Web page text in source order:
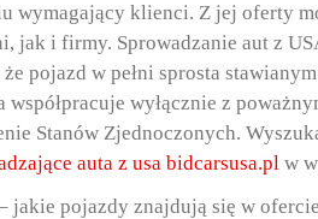
wymagający klienci. Z jej oferty
jak i firmy. Sprowadzanie aut z
pojazd w pełni sprosta
współpracuje wyłącznie z
Stanów Zjednoczonych.
auta z usa bidcarsusa.pl w
jakie pojazdy znajdują się w